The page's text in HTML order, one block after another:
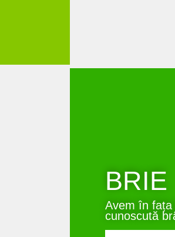
BRIE
Avem în
cunoscută